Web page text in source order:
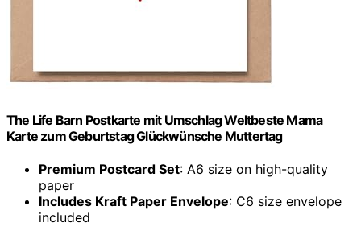
The Life Barn Postkarte mit Umschlag Weltbeste Mama
Karte zum Geburtstag Glückwünsche Muttertag
Premium Postcard Set: A6 size on high-quality
paper
Includes Kraft Paper Envelope: C6 size envelope
included